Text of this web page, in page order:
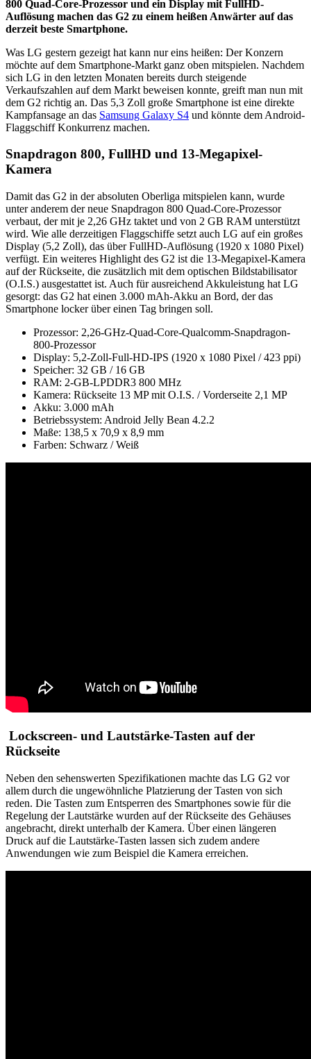
800 Quad-Core-Prozessor und ein Display mit FullHD-
Auflösung machen das G2 zu einem heißen Anwärter auf das
derzeit beste Smartphone.
Was LG gestern gezeigt hat kann nur eins heißen: Der Konzern
möchte auf dem Smartphone-Markt ganz oben mitspielen. Nachdem
sich LG in den letzten Monaten bereits durch steigende
Verkaufszahlen auf dem Markt beweisen konnte, greift man nun mit
dem G2 richtig an. Das 5,3 Zoll große Smartphone ist eine direkte
Kampfansage an das Samsung Galaxy S4 und könnte dem Android-
Flaggschiff Konkurrenz machen.
Snapdragon 800, FullHD und 13-Megapixel-
Kamera
Damit das G2 in der absoluten Oberliga mitspielen kann, wurde
unter anderem der neue Snapdragon 800 Quad-Core-Prozessor
verbaut, der mit je 2,26 GHz taktet und von 2 GB RAM unterstützt
wird. Wie alle derzeitigen Flaggschiffe setzt auch LG auf ein großes
Display (5,2 Zoll), das über FullHD-Auflösung (1920 x 1080 Pixel)
verfügt. Ein weiteres Highlight des G2 ist die 13-Megapixel-Kamera
auf der Rückseite, die zusätzlich mit dem optischen Bildstabilisator
(O.I.S.) ausgestattet ist. Auch für ausreichend Akkuleistung hat LG
gesorgt: das G2 hat einen 3.000 mAh-Akku an Bord, der das
Smartphone locker über einen Tag bringen soll.
Prozessor: 2,26-GHz-Quad-Core-Qualcomm-Snapdragon-
800-Prozessor
Display: 5,2-Zoll-Full-HD-IPS (1920 x 1080 Pixel / 423 ppi)
Speicher: 32 GB / 16 GB
RAM: 2-GB-LPDDR3 800 MHz
Kamera: Rückseite 13 MP mit O.I.S. / Vorderseite 2,1 MP
Akku: 3.000 mAh
Betriebssystem: Android Jelly Bean 4.2.2
Maße: 138,5 x 70,9 x 8,9 mm
Farben: Schwarz / Weiß
Lockscreen- und Lautstärke-Tasten auf der
Rückseite
Neben den sehenswerten Spezifikationen machte das LG G2 vor
allem durch die ungewöhnliche Platzierung der Tasten von sich
reden. Die Tasten zum Entsperren des Smartphones sowie für die
Regelung der Lautstärke wurden auf der Rückseite des Gehäuses
angebracht, direkt unterhalb der Kamera. Über einen längeren
Druck auf die Lautstärke-Tasten lassen sich zudem andere
Anwendungen wie zum Beispiel die Kamera erreichen.